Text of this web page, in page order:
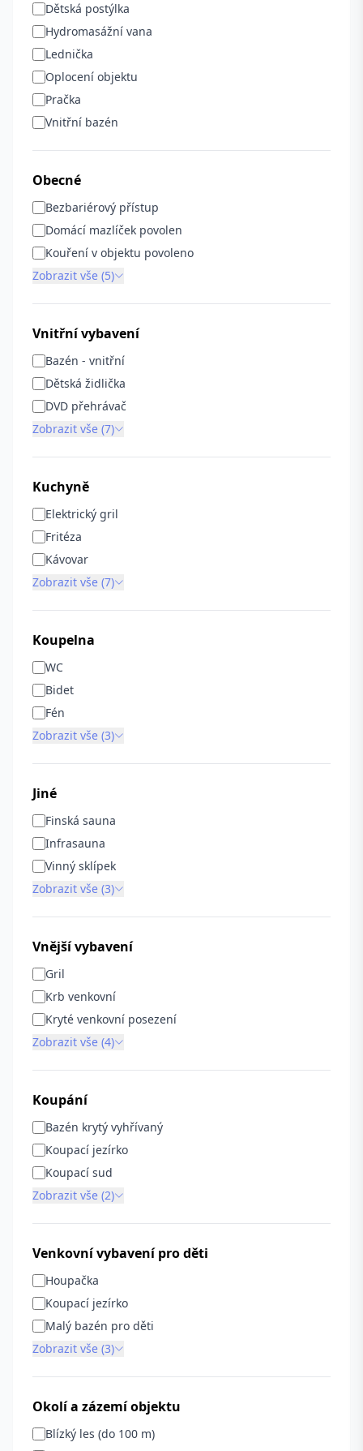
Dětská postýlka
Hydromasážní vana
Lednička
Oplocení objektu
Pračka
Vnitřní bazén
Obecné
Bezbariérový přístup
Domácí mazlíček povolen
Kouření v objektu povoleno
Zobrazit vše (5)
Vnitřní vybavení
Bazén - vnitřní
Dětská židlička
DVD přehrávač
Zobrazit vše (7)
Kuchyně
Elektrický gril
Fritéza
Kávovar
Zobrazit vše (7)
Koupelna
WC
Bidet
Fén
Zobrazit vše (3)
Jiné
Finská sauna
Infrasauna
Vinný sklípek
Zobrazit vše (3)
Vnější vybavení
Gril
Krb venkovní
Kryté venkovní posezení
Zobrazit vše (4)
Koupání
Bazén krytý vyhřívaný
Koupací jezírko
Koupací sud
Zobrazit vše (2)
Venkovní vybavení pro děti
Houpačka
Koupací jezírko
Malý bazén pro děti
Zobrazit vše (3)
Okolí a zázemí objektu
Blízký les (do 100 m)